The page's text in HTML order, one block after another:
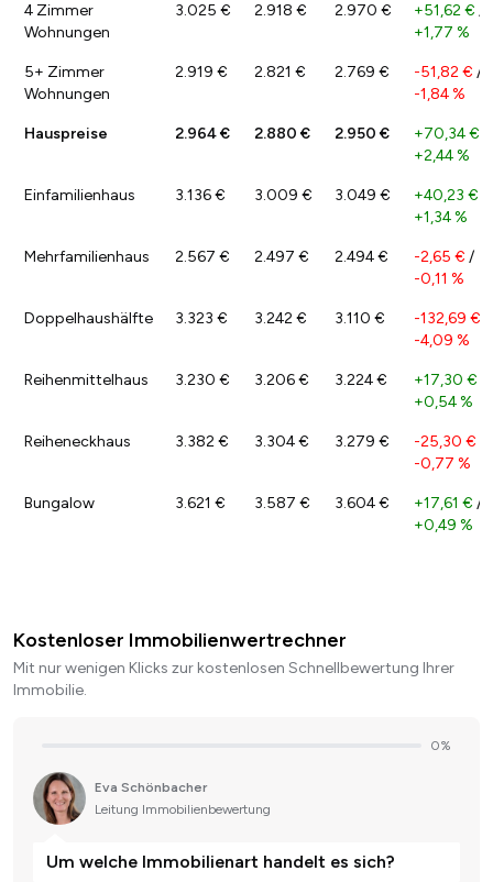
4 Zimmer
Wohnungen
3.025 € 2.918 € 2.970 € +51,62 € /
+1,77 %
5+ Zimmer
Wohnungen
2.919 € 2.821 € 2.769 € -51,82 € /
-1,84 %
Hauspreise 2.964 € 2.880 € 2.950 € +70,34 €
+2,44 %
Einfamilienhaus 3.136 € 3.009 € 3.049 € +40,23 €
+1,34 %
Mehrfamilienhaus 2.567 € 2.497 € 2.494 € -2,65 € /
-0,11 %
Doppelhaushälfte 3.323 € 3.242 € 3.110 € -132,69 €
-4,09 %
Reihenmittelhaus 3.230 € 3.206 € 3.224 € +17,30 €
+0,54 %
Reiheneckhaus 3.382 € 3.304 € 3.279 € -25,30 €
-0,77 %
Bungalow 3.621 € 3.587 € 3.604 € +17,61 € /
+0,49 %
Kostenloser Immobilienwertrechner
Mit nur wenigen Klicks zur kostenlosen Schnellbewertung Ihrer
Immobilie.